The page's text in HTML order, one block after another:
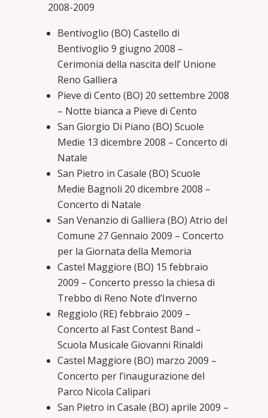
2008-2009
Bentivoglio (BO) Castello di
Bentivoglio 9 giugno 2008 –
Cerimonia della nascita dell’ Unione
Reno Galliera
Pieve di Cento (BO) 20 settembre 2008
– Notte bianca a Pieve di Cento
San Giorgio Di Piano (BO) Scuole
Medie 13 dicembre 2008 – Concerto di
Natale
San Pietro in Casale (BO) Scuole
Medie Bagnoli 20 dicembre 2008 –
Concerto di Natale
San Venanzio di Galliera (BO) Atrio del
Comune 27 Gennaio 2009 – Concerto
per la Giornata della Memoria
Castel Maggiore (BO) 15 febbraio
2009 – Concerto presso la chiesa di
Trebbo di Reno Note d’Inverno
Reggiolo (RE) febbraio 2009 –
Concerto al Fast Contest Band –
Scuola Musicale Giovanni Rinaldi
Castel Maggiore (BO) marzo 2009 –
Concerto per l’inaugurazione del
Parco Nicola Calipari
San Pietro in Casale (BO) aprile 2009 –